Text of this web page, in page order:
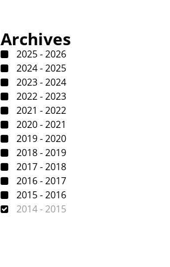
Archives
2025 - 2026
2024 - 2025
2023 - 2024
2022 - 2023
2021 - 2022
2020 - 2021
2019 - 2020
2018 - 2019
2017 - 2018
2016 - 2017
2015 - 2016
2014 - 2015